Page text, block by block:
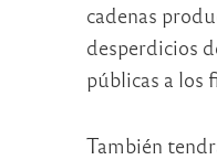
cadenas
desperdicios
públicas a los
También